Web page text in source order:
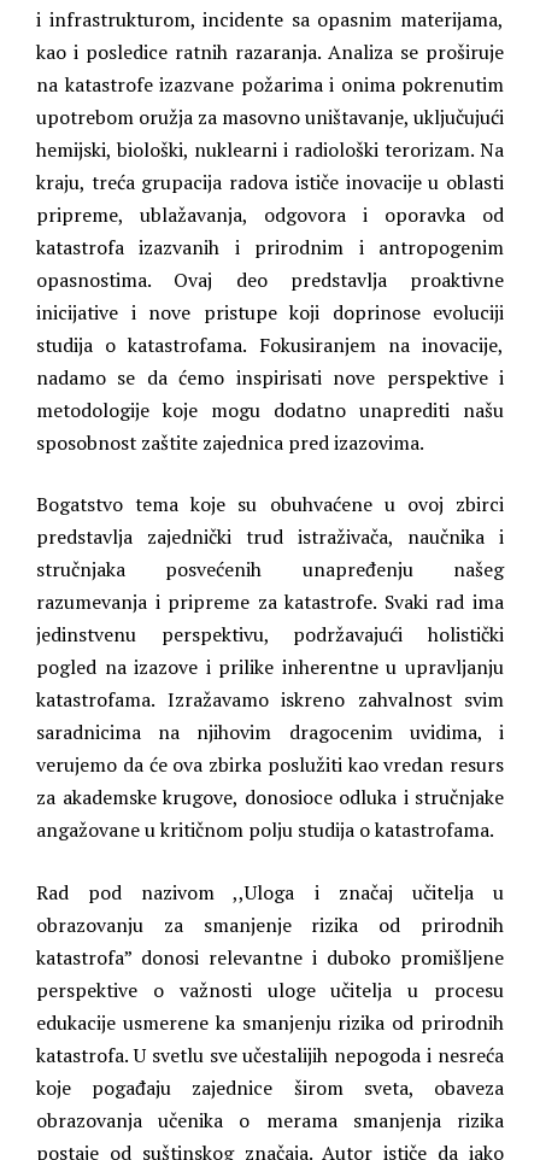
i infrastrukturom, incidente sa opasnim materijama,
kao i posledice ratnih razaranja. Analiza se proširuje
na katastrofe izazvane požarima i onima pokrenutim
upotrebom oružja za masovno uništavanje, uključujući
hemijski, biološki, nuklearni i radiološki terorizam. Na
kraju, treća grupacija radova ističe inovacije u oblasti
pripreme, ublažavanja, odgovora i oporavka od
katastrofa izazvanih i prirodnim i antropogenim
opasnostima. Ovaj deo predstavlja proaktivne
inicijative i nove pristupe koji doprinose evoluciji
studija o katastrofama. Fokusiranjem na inovacije,
nadamo se da ćemo inspirisati nove perspektive i
metodologije koje mogu dodatno unaprediti našu
sposobnost zaštite zajednica pred izazovima.
Bogatstvo tema koje su obuhvaćene u ovoj zbirci
predstavlja zajednički trud istraživača, naučnika i
stručnjaka posvećenih unapređenju našeg
razumevanja i pripreme za katastrofe. Svaki rad ima
jedinstvenu perspektivu, podržavajući holistički
pogled na izazove i prilike inherentne u upravljanju
katastrofama. Izražavamo iskreno zahvalnost svim
saradnicima na njihovim dragocenim uvidima, i
verujemo da će ova zbirka poslužiti kao vredan resurs
za akademske krugove, donosioce odluka i stručnjake
angažovane u kritičnom polju studija o katastrofama.
Rad pod nazivom ,,Uloga i značaj učitelja u
obrazovanju za smanjenje rizika od prirodnih
katastrofa” donosi relevantne i duboko promišljene
perspektive o važnosti uloge učitelja u procesu
edukacije usmerene ka smanjenju rizika od prirodnih
katastrofa. U svetlu sve učestalijih nepogoda i nesreća
koje pogađaju zajednice širom sveta, obaveza
obrazovanja učenika o merama smanjenja rizika
postaje od suštinskog značaja. Autor ističe da iako